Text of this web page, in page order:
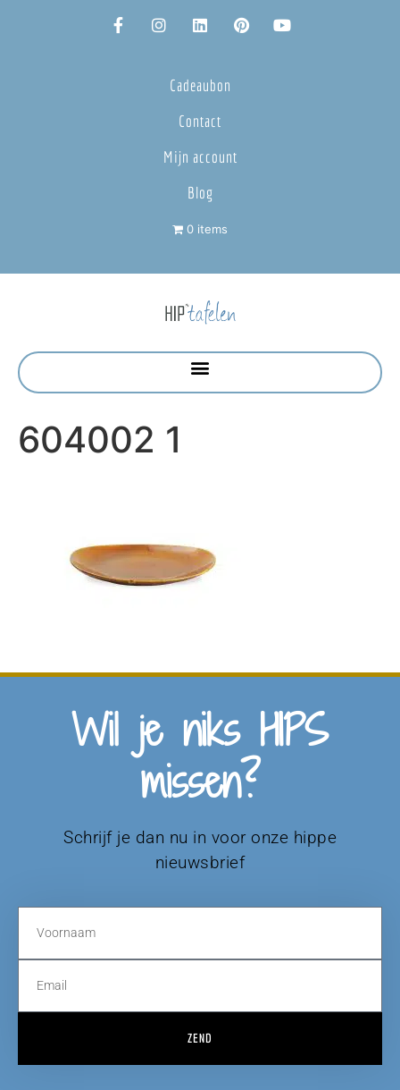
Cadeaubon
Contact
Mijn account
Blog
0 items
604002 1
Wil je niks HIPS
missen?
Schrijf je dan nu in voor onze hippe
nieuwsbrief
ZEND